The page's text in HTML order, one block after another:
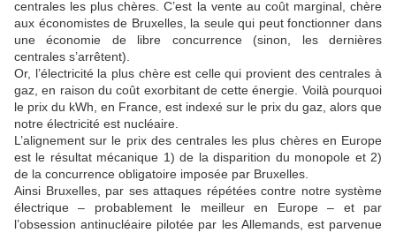
centrales les plus chères. C’est la vente au coût marginal, chère
aux économistes de Bruxelles, la seule qui peut fonctionner dans
une économie de libre concurrence (sinon, les dernières
centrales s’arrêtent).
Or, l’électricité la plus chère est celle qui provient des centrales à
gaz, en raison du coût exorbitant de cette énergie. Voilà pourquoi
le prix du kWh, en France, est indexé sur le prix du gaz, alors que
notre électricité est nucléaire.
L’alignement sur le prix des centrales les plus chères en Europe
est le résultat mécanique 1) de la disparition du monopole et 2)
de la concurrence obligatoire imposée par Bruxelles.
Ainsi Bruxelles, par ses attaques répétées contre notre système
électrique – probablement le meilleur en Europe – et par
l’obsession antinucléaire pilotée par les Allemands, est parvenue